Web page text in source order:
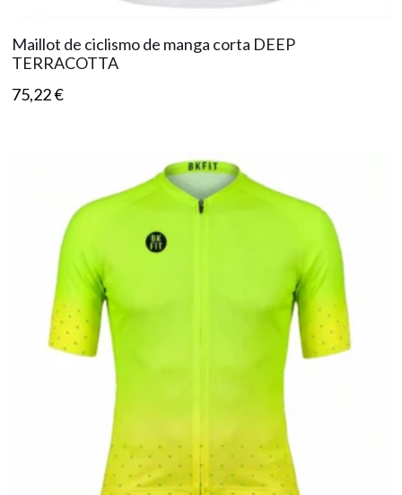
Maillot de ciclismo de manga corta DEEP
TERRACOTTA
75,22€